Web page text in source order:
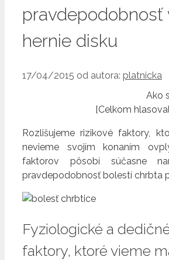
pravdepodobnosť
hernie disku
17/04/2015 od autora: platnicka
Ako
[Celkom
Rozlišujeme rizikové faktory,
nevieme svojím konaním
faktorov pôsobí súčasne
pravdepodobnosť bolestí chrbta
Fyziologické a
faktory, ktoré vieme